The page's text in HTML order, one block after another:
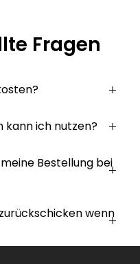
Fragen
kann ich nutzen?
Bestellung bei
wenn